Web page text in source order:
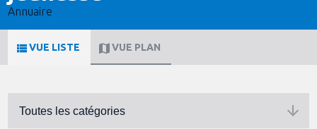
Annuaire
VUE LISTE VUE PLAN